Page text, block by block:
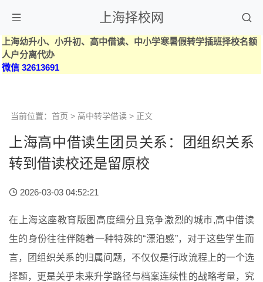
上海择校网
上海幼升小、小升初、高中借读、中小学寒暑假转学插班择校名额
人户分离代办
微信 32613691
当前位置： 首页 > 高中转学借读 > 正文
上海高中借读生团员关系：团组织关系
转到借读校还是留原校
2026-03-03 04:52:21
在上海这座教育版图高度细分且竞争激烈的城市,高中借读
生的身份往往伴随着一种特殊的“漂泊感”，对于这些学生而
言，团组织关系的归属问题，不仅仅是行政流程上的一个选
择题，更是关乎未来升学路径与档案连续性的战略考量，究